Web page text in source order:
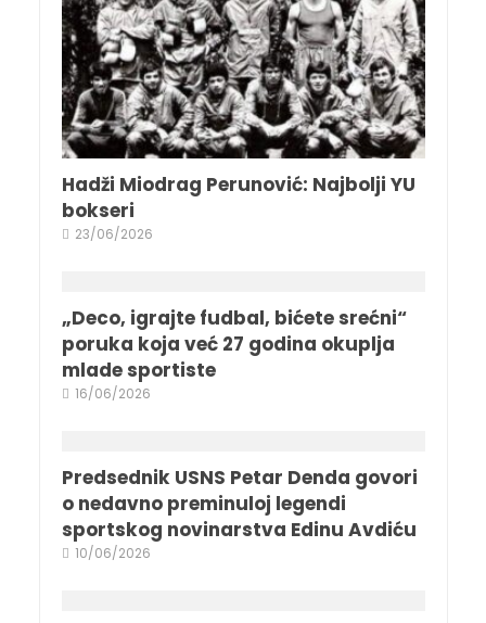
Hadži Miodrag Perunović: Najbolji YU
bokseri
23/06/2026
„Deco, igrajte fudbal, bićete srećni“
poruka koja već 27 godina okuplja
mlade sportiste
16/06/2026
Predsednik USNS Petar Denda govori
o nedavno preminuloj legendi
sportskog novinarstva Edinu Avdiću
10/06/2026